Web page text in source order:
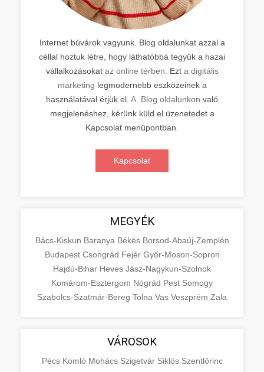
Internet búvárok vagyunk. Blog oldalunkat azzal a
céllal hoztuk létre, hogy láthatóbbá tegyük a hazai
vállalkozásokat az online térben. Ezt a digitális
marketing legmodernebb eszközeinek a
használatával érjük el. A Blog oldalunkon való
megjelenéshez, kérünk küld el üzenetedet a
Kapcsolat menüpontban.
Kapcsolat
MEGYÉK
Bács-Kiskun Baranya Békés Borsod-Abaúj-Zemplén
Budapest Csongrád Fejér Győr-Moson-Sopron
Hajdú-Bihar Heves Jász-Nagykun-Szolnok
Komárom-Esztergom Nógrád Pest Somogy
Szabolcs-Szatmár-Bereg Tolna Vas Veszprém Zala
VÁROSOK
Pécs Komló Mohács Szigetvár Siklós Szentlőrinc